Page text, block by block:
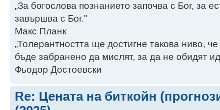
„За богослова познанието започва с Бог, за
завършва с Бог."
Макс Планк
„Толерантността ще достигне такова ниво,
бъде забранено да мислят, за да не обидят
Фьодор Достоевски
Re: Цената на биткойн